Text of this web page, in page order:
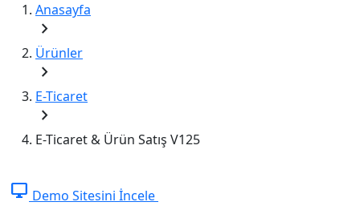
Anasayfa
chevron_right
Ürünler
chevron_right
E-Ticaret
chevron_right
E-Ticaret & Ürün Satış V125
desktop_windows Demo Sitesini İncele